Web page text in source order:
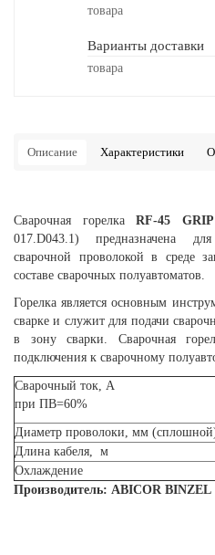
товара
Варианты доставки
товара
Описание Характеристики
Сварочная горелкаRF-45 GRIP
017.D043.1) предназначена
сварочной проволокой в среде
составе сварочных полуавтоматов.
Горелка является основным
сварке и служит для подачи
в зону сварки. Сварочная
подключения к сварочному
Сварочный ток, А
при ПВ=60%
Диаметр проволоки, мм
Длина кабеля, м
Охлаждение
Производитель: ABICOR BINZEL